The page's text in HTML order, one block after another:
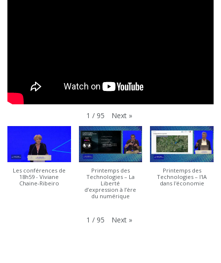
1 / 95 Next »
Les conférences de
18h59 - Viviane
Chaine-Ribeiro
Printemps des
Technologies – La
Liberté
d’expression à l’ère
du numérique
Printemps des
Technologies – l'IA
dans l'économie
1 / 95 Next »